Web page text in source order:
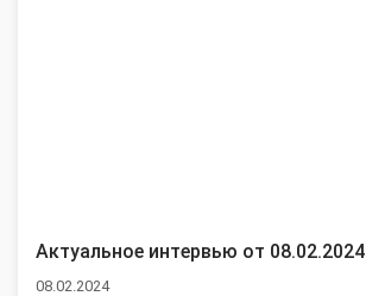
Актуальное интервью от 08.02.2024
08.02.2024